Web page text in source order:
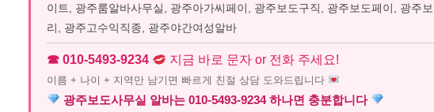
이트, 광주룸알바사무실, 광주아가씨페이, 광주보도구직, 광주보도페이, 광주
리, 광주고수익직종, 광주야간여성알바
☎ 010-5493-9234 지금 바로 문자 or 전화 주세요!
이름 + 나이 + 지역만 남기면 빠르게 친절 상담 도와드립니다
광주보도사무실 알바는 010-5493-9234 하나면 충분합니다